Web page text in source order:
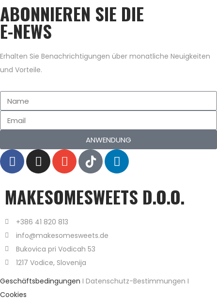
1
ABONNIEREN SIE DIE
E-NEWS
Erhalten Sie Benachrichtigungen über monatliche Neuigkeiten
und Vorteile.
ANWENDUNG
MAKESOMESWEETS D.O.O.
+386 41 820 813
info@makesomesweets.de
Bukovica pri Vodicah 53
1217 Vodice, Slovenija
Geschäftsbedingungen I Datenschutz-Bestimmungen I
Cookies